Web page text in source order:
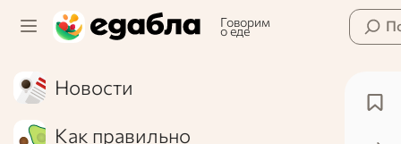
Говорим
о еде
Новости
Как правильно